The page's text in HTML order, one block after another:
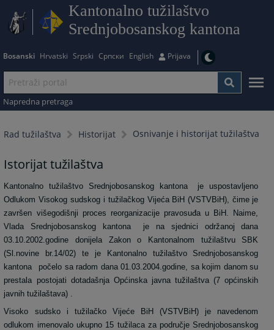
Kantonalno tužilaštvo
Srednjobosanskog kantona
Bosanski Hrvatski Srpski Српски English Prijava
Napredna pretraga
Rad tužilaštva Historijat Osnivanje i historijat tužilaštva
Istorijat tužilaštva
Kantonalno tužilaštvo Srednjobosanskog kantona
je uspostavljeno
Odlukom Visokog sudskog i tužilačkog Vijeća BiH (VSTVBiH), čime je
završen višegodišnji proces reorganizacije pravosuđa u BiH. Naime,
Vlada Srednjobosanskog kantona
je na sjednici održanoj dana
03.10.2002.godine donijela Zakon o Kantonalnom tužilaštvu SBK
(Sl.novine br.14/02) te je Kantonalno tužilaštvo Srednjobosanskog
kantona
počelo sa radom dana 01.03.2004.godine, sa kojim danom su
prestala postojati dotadašnja Općinska javna tužilaštva (7 općinskih
javnih tužilaštava) .
Visoko sudsko i tužilačko Vijeće
BiH (VSTVBiH) je navedenom
odlukom imenovalo ukupno 15 tužilaca za područje Srednjobosanskog